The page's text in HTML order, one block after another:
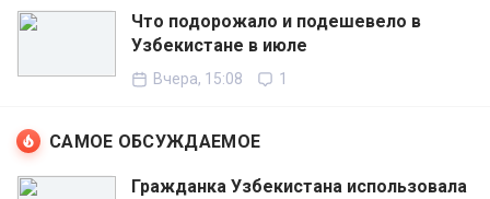
Что подорожало и подешевело в
Узбекистане в июле
Вчера, 15:08 1
САМОЕ ОБСУЖДАЕМОЕ
Гражданка Узбекистана использовала